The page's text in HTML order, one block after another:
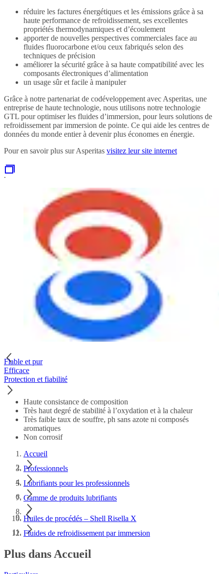
réduire les factures énergétiques et les émissions grâce à sa
haute performance de refroidissement, ses excellentes
propriétés thermodynamiques et d’écoulement
apporter de nouvelles perspectives commerciales face au
fluides fluorocarbone et/ou ceux fabriqués selon des
techniques de précision
améliorer la sécurité grâce à sa haute compatibilité avec les
composants électroniques d’alimentation
un usage sûr et facile à manipuler
Grâce à notre partenariat de codéveloppement avec Asperitas, une
entreprise de haute technologie, nous utilisons notre technologie
GTL pour optimiser les fluides d’immersion, pour leurs solutions de
refroidissement par immersion de pointe. Ce qui aide les centres de
données du monde entier à devenir plus économes en énergie.
Pour en savoir plus sur Asperitas visitez leur site internet
.
Fiable et pur
Efficace
Protection et fiabilité
Haute consistance de composition
Très haut degré de stabilité à l’oxydation et à la chaleur
Très faible taux de souffre, ph sans azote ni composés
aromatiques
Non corrosif
Accueil
Professionnels
Lubrifiants pour les professionnels
Gamme de produits lubrifiants
Huiles de procédés – Shell Risella X
Fluides de refroidissement par immersion
Plus dans Accueil